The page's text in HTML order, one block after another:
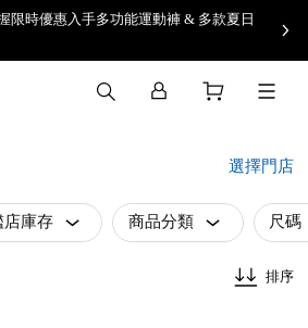
限時優惠入手多功能運動褲 & 多款夏日
選擇門店
店庫存 商品分類 尺碼
排序